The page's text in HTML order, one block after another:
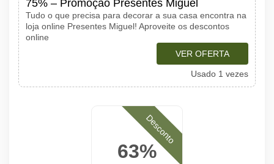
75% – Promoção Presentes Miguel
Tudo o que precisa para decorar a sua casa encontra na
loja online Presentes Miguel! Aproveite os descontos
online
VER OFERTA
Usado 1 vezes
63%
Desconto